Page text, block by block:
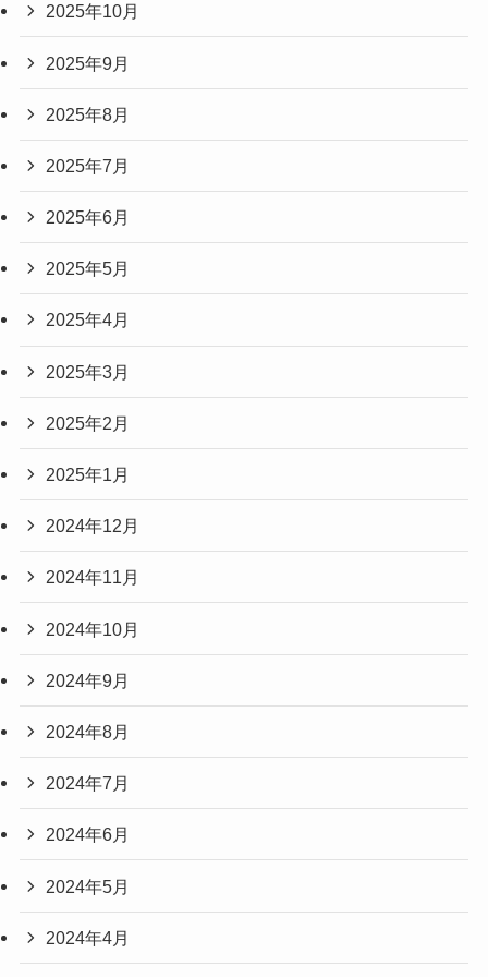
2025年10月
2025年9月
2025年8月
2025年7月
2025年6月
2025年5月
2025年4月
2025年3月
2025年2月
2025年1月
2024年12月
2024年11月
2024年10月
2024年9月
2024年8月
2024年7月
2024年6月
2024年5月
2024年4月